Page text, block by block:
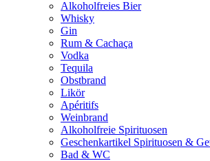
Alkoholfreies Bier
Whisky
Gin
Rum & Cachaça
Vodka
Tequila
Obstbrand
Likör
Apéritifs
Weinbrand
Alkoholfreie Spirituosen
Geschenkartikel Spirituosen &
Bad & WC